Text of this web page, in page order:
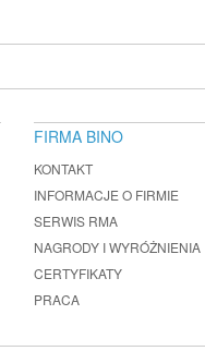
FIRMA BINO
KONTAKT
INFORMACJE O FIRMIE
SERWIS RMA
NAGRODY I WYRÓŻNIENIA
CERTYFIKATY
PRACA